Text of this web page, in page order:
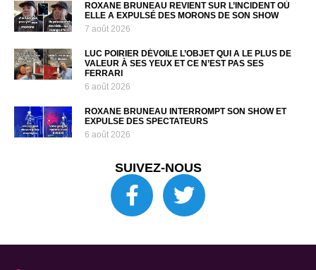
ROXANE BRUNEAU REVIENT SUR L’INCIDENT OÙ
ELLE A EXPULSÉ DES MORONS DE SON SHOW
7 août 2026
LUC POIRIER DÉVOILE L’OBJET QUI A LE PLUS DE
VALEUR À SES YEUX ET CE N’EST PAS SES
FERRARI
6 août 2026
ROXANE BRUNEAU INTERROMPT SON SHOW ET
EXPULSE DES SPECTATEURS
6 août 2026
SUIVEZ-NOUS